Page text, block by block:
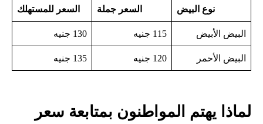
نوع البيض السعر جملة السعر للمستهلك
البيض الأبيض 115 جنيه 130 جنيه
البيض الأحمر 120 جنيه 135 جنيه
لماذا يهتم المواطنون بمتابعة سعر